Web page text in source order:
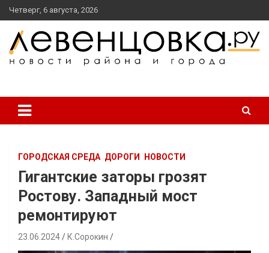
перейти
к
содержанию
Четверг, 6 августа, 2026
ГОРОДСКАЯ СРЕДА ДОРОГИ НОВОСТИ
Гигантские заторы грозят
Ростову. Западный мост
ремонтируют
23.06.2024 К.Сорокин